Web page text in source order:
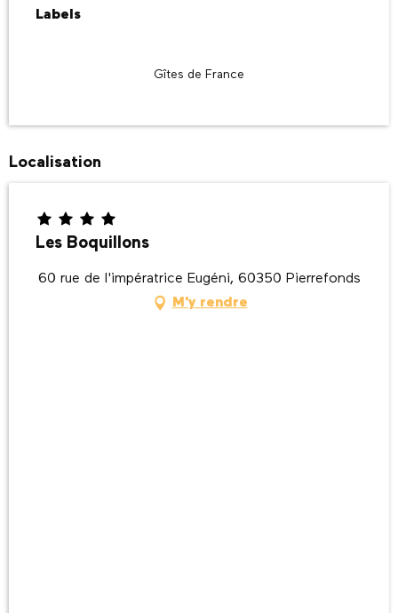
Labels
Labels
Gîtes de France
Localisation
Les Boquillons
60 rue de l'impératrice Eugéni, 60350 Pierrefonds
M'y rendre